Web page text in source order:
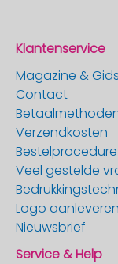
Klantenservice
Magazine & Gids
Contact
Verzendkosten
Bestelprocedure
Veel gestelde
Logo aanleveren
Nieuwsbrief
Service & Help